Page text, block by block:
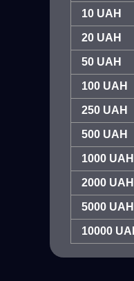
10 UAH
20 UAH
50 UAH
100 UAH
250 UAH
500 UAH
1000 UAH
2000 UAH
5000 UAH
10000